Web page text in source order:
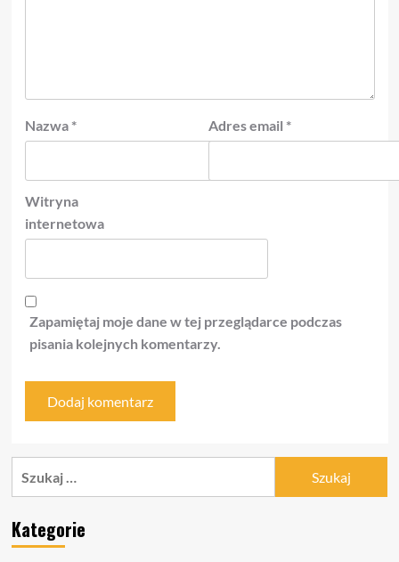
Nazwa * Adres email *
Witryna
internetowa
Zapamiętaj moje dane w tej przeglądarce podczas
pisania kolejnych komentarzy.
Kategorie